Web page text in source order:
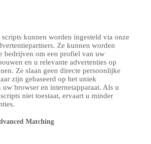
kunnen worden ingesteld via onze
Ze kunnen worden
bedrijven om een ​​profiel van uw
en u relevante advertenties op
Ze slaan geen directe persoonlijke
zijn gebaseerd op het uniek
browser en internetapparaat. Als u
niet toestaat, ervaart u minder
Matching